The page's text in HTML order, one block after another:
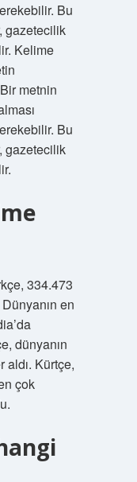
Bu
gazetecilik
Kelime
metnin
Bu
gazetecilik
334.473
en
dünyanın
aldı. Kürtçe,
çok